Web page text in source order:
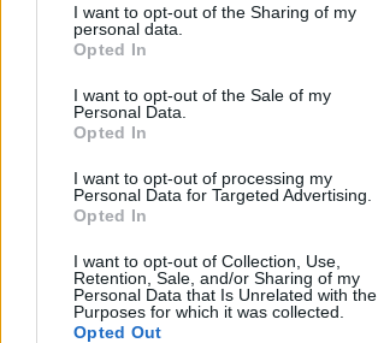
I want to opt-out of the Sharing of my
personal data.
Opted In
I want to opt-out of the Sale of my
Personal Data.
Opted In
I want to opt-out of processing my
Personal Data for Targeted Advertising.
Opted In
I want to opt-out of Collection, Use,
Retention, Sale, and/or Sharing of my
Personal Data that Is Unrelated with the
Purposes for which it was collected.
Opted Out
Κερί αποτρίχωσης βάζο
€ – 12,50€Price
through
Επιλογή
7,00€